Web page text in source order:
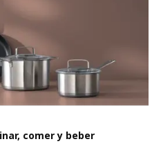
comer y beber